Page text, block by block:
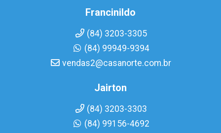
Francinildo
(84) 3203-3305
(84) 99949-9394
vendas2@casanorte.com.br
Jairton
(84) 3203-3303
(84) 99156-4692